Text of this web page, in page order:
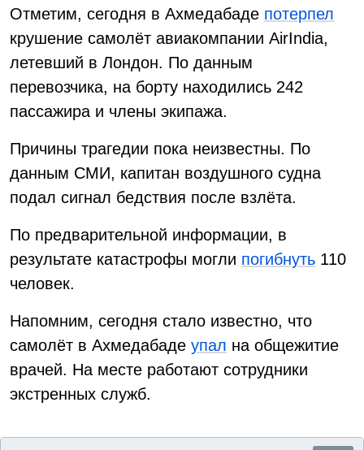
Отметим, сегодня в Ахмедабаде потерпел
крушение самолёт авиакомпании AirIndia,
летевший в Лондон. По данным
перевозчика, на борту находились 242
пассажира и члены экипажа.
Причины трагедии пока неизвестны. По
данным СМИ, капитан воздушного судна
подал сигнал бедствия после взлёта.
По предварительной информации, в
результате катастрофы могли погибнуть 110
человек.
Напомним, сегодня стало известно, что
самолёт в Ахмедабаде упал на общежитие
врачей. На месте работают сотрудники
экстренных служб.